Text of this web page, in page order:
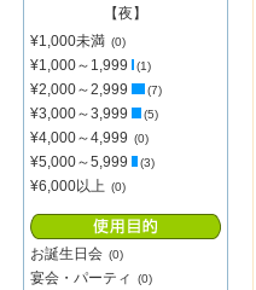
【夜】
¥1,000未満 (0)
¥1,000～1,999 (1)
¥2,000～2,999 (7)
¥3,000～3,999 (5)
¥4,000～4,999 (0)
¥5,000～5,999 (3)
¥6,000以上 (0)
お誕生日会 (0)
宴会・パーティ (0)